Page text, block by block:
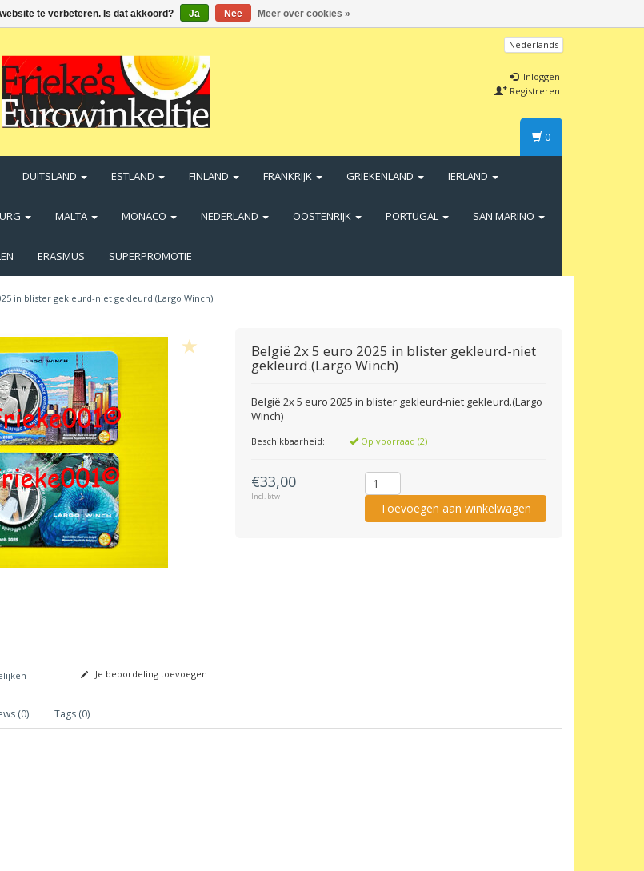
Nederlands
Inloggen
Registreren
DUITSLAND ESTLAND FINLAND FRANKRIJK GRIEKENLAND IERLAND
MALTA MONACO NEDERLAND OOSTENRIJK PORTUGAL SAN MARINO
ERASMUS SUPERPROMOTIE
0
in blister gekleurd-niet gekleurd.(Largo Winch)
België 2x 5 euro 2025 in blister gekleurd-niet
gekleurd.(Largo Winch)
België 2x 5 euro 2025 in blister gekleurd-niet gekleurd.(Largo
Winch)
Beschikbaarheid: Op voorraad (2)
€33,00
Incl. btw
Je beoordeling toevoegen
(0) Tags (0)
te verbeteren. Is dat akkoord? Ja Nee Meer over cookies »